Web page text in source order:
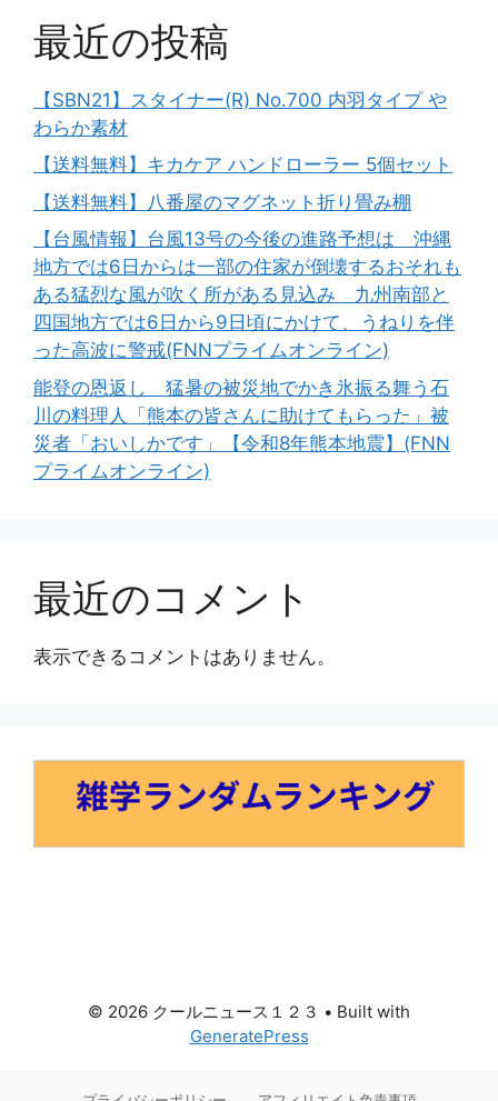
最近の投稿
【SBN21】スタイナー(R) No.700 内羽タイプ や
わらか素材
【送料無料】キカケア ハンドローラー 5個セット
【送料無料】八番屋のマグネット折り畳み棚
【台風情報】台風13号の今後の進路予想は 沖縄
地方では6日からは一部の住家が倒壊するおそれも
ある猛烈な風が吹く所がある見込み 九州南部と
四国地方では6日から9日頃にかけて、うねりを伴
った高波に警戒(FNNプライムオンライン)
能登の恩返し 猛暑の被災地でかき氷振る舞う石
川の料理人「熊本の皆さんに助けてもらった」被
災者「おいしかです」【令和8年熊本地震】(FNN
プライムオンライン)
最近のコメント
表示できるコメントはありません。
© 2026 クールニュース１２３ • Built with
GeneratePress